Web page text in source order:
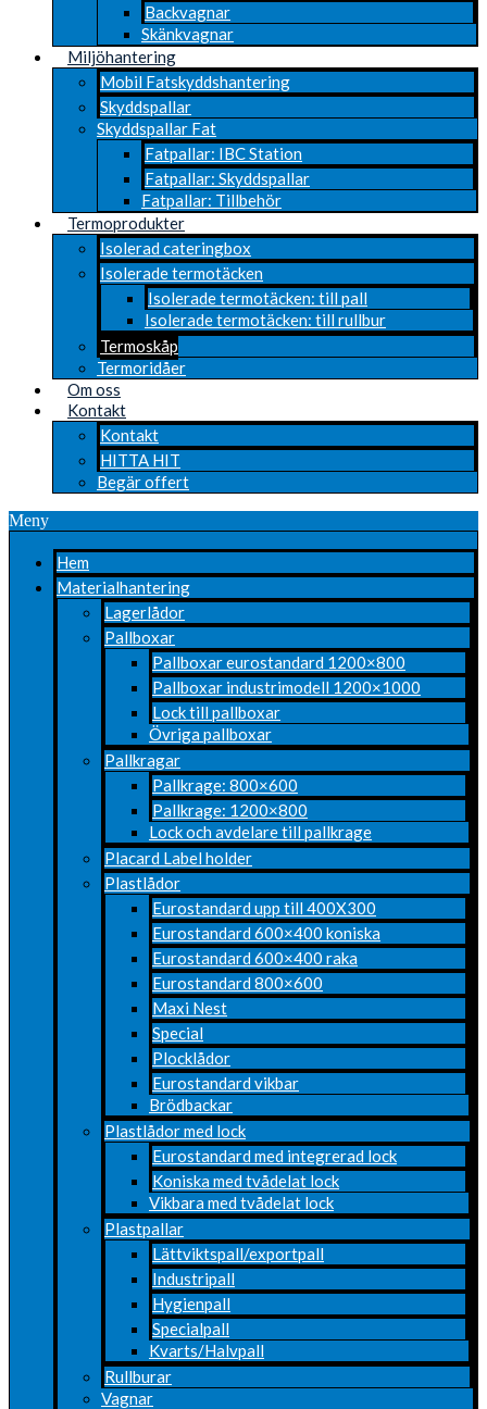
Backvagnar
Skänkvagnar
Miljöhantering
Mobil Fatskyddshantering
Skyddspallar
Skyddspallar Fat
Fatpallar: IBC Station
Fatpallar: Skyddspallar
Fatpallar: Tillbehör
Termoprodukter
Isolerad cateringbox
Isolerade termotäcken
Isolerade termotäcken: till pall
Isolerade termotäcken: till rullbur
Termoskåp
Termoridåer
Om oss
Kontakt
Kontakt
HITTA HIT
Begär offert
Meny
Hem
Materialhantering
Lagerlådor
Pallboxar
Pallboxar eurostandard 1200×800
Pallboxar industrimodell 1200×1000
Lock till pallboxar
Övriga pallboxar
Pallkragar
Pallkrage: 800×600
Pallkrage: 1200×800
Lock och avdelare till pallkrage
Placard Label holder
Plastlådor
Eurostandard upp till 400X300
Eurostandard 600×400 koniska
Eurostandard 600×400 raka
Eurostandard 800×600
Maxi Nest
Special
Plocklådor
Eurostandard vikbar
Brödbackar
Plastlådor med lock
Eurostandard med integrerad lock
Koniska med tvådelat lock
Vikbara med tvådelat lock
Plastpallar
Lättviktspall/exportpall
Industripall
Hygienpall
Specialpall
Kvarts/Halvpall
Rullburar
Vagnar